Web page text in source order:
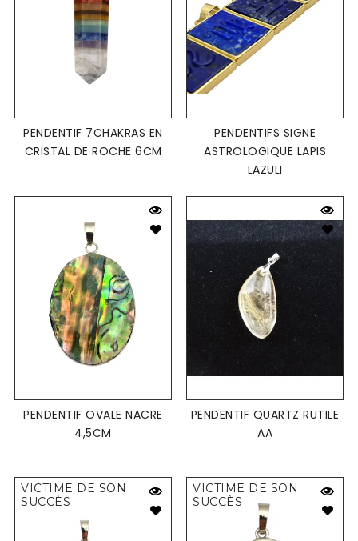
PENDENTIF 7CHAKRAS EN
CRISTAL DE ROCHE 6CM
PENDENTIFS SIGNE
ASTROLOGIQUE LAPIS
LAZULI
PENDENTIF OVALE NACRE
4,5CM
PENDENTIF QUARTZ RUTILE
AA
VICTIME DE SON
SUCCÈS
VICTIME DE SON
SUCCÈS